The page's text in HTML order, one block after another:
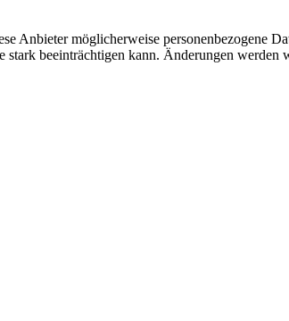
Anbieter möglicherweise personenbezogene
beeinträchtigen kann. Änderungen werden